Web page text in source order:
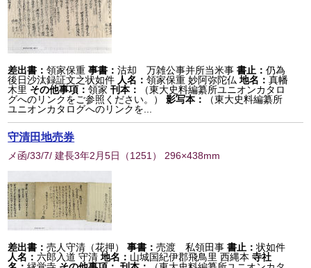
差出書：領家保重 事書：沽却 万雑公事并所当米事書止：仍為
後日沙汰録証文之状如件 人名：領家保重 妙阿弥陀仏 地名：真幡
木里 その他事項：領家刊本：
（東大史料編纂所ユニオンカタロ
グへのリンクをご参照ください。）
影写本：
（東大史料編纂所
ユニオンカタログへのリンクを...
守清田地売券
メ函/33/7/ 建長3年2月5日 （1251 ） 296×438mm
差出書：売人守清（花押） 事書：売渡 私領田事書止：状如件
人名：六郎入道 守清 地名： 山城国紀伊郡飛鳥里 西縄本 寺社